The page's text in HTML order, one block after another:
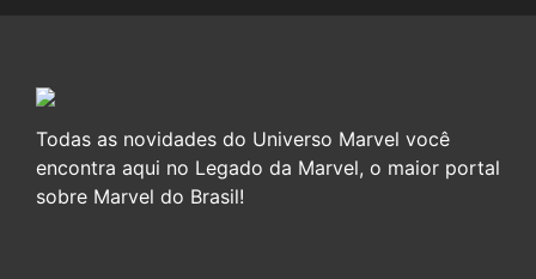
Todas as novidades do Universo Marvel você
encontra aqui no Legado da Marvel, o maior portal
sobre Marvel do Brasil!